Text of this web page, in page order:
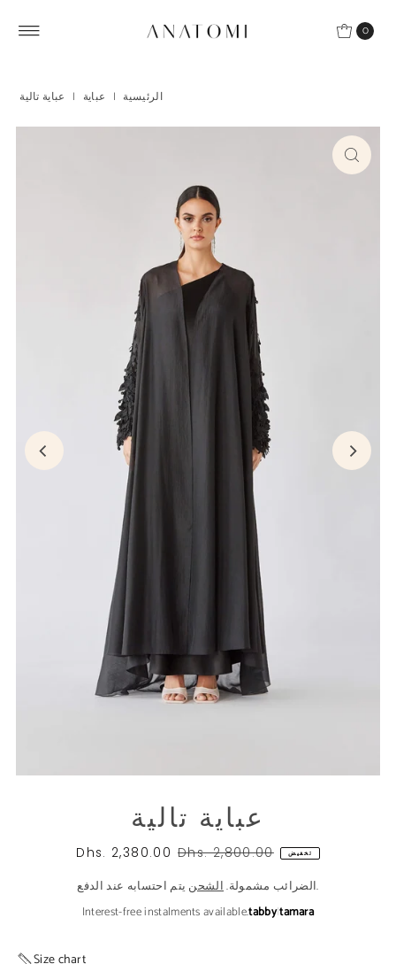
0
الرئيسية | عباية | عباية تالية
عباية تالية
Dhs. 2,380.00 Dhs. 2,800.00 تخفيض
الضرائب مشمولة.الشحن
يتم احتسابه عند الدفع.
Interest-free instalments available.tabby|tamara
Size chart